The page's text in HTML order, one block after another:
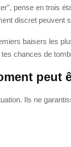
pense en trois
discret peuvent
baisers les
chances de
peut
Ils ne